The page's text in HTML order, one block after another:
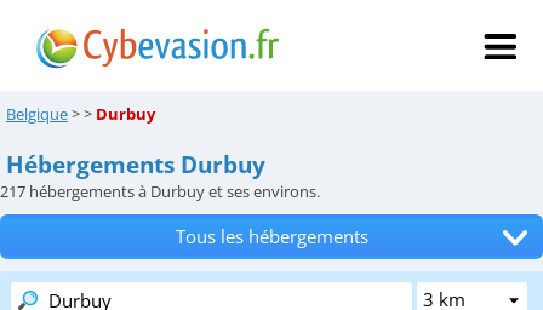
Belgique>> Durbuy
Hébergements Durbuy
217 hébergements à Durbuy et ses environs.
Tous les hébergements
Hôtels